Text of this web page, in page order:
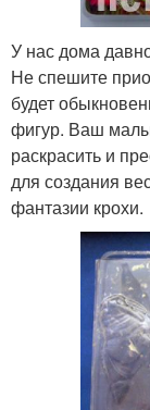
У нас дома
Не спешите
будет
фигур. Ваш
раскрасить и
для создания
фантазии крохи.